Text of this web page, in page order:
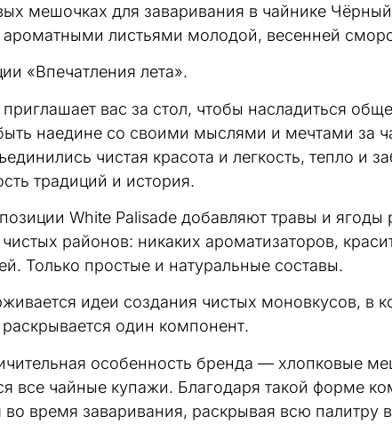
мешочках для заваривания в чайнике
листьями молодой, весенней
«Впечатления лета».
приглашает вас за стол, чтобы насладиться
наедине со своими мыслями и мечтами за
чистая красота и легкость, тепло и
традиций и история.
White Palisade добавляют травы и ягоды
районов: никаких ароматизаторов,
Только простые и натуральные составы.
идеи создания чистых моновкусов, в
один компонент.
особенность бренда — хлопковые
все чайные купажи. Благодаря такой форме
во время заваривания, раскрывая всю палитру